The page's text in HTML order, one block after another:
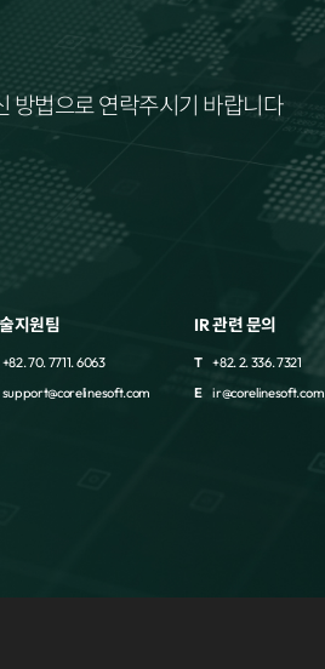
방법으로 연락주시기 바랍니다
지원팀
+82. 70. 7711. 6063
support@corelinesoft.com
IR 관련 문의
T
+82. 2. 336. 7321
E
ir@corelinesoft.com